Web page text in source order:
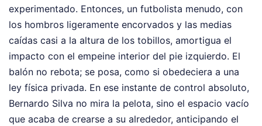
experimentado. Entonces, un futbolista menudo, con
los hombros ligeramente encorvados y las medias
caídas casi a la altura de los tobillos, amortigua el
impacto con el empeine interior del pie izquierdo. El
balón no rebota; se posa, como si obedeciera a una
ley física privada. En ese instante de control absoluto,
Bernardo Silva no mira la pelota, sino el espacio vacío
que acaba de crearse a su alrededor, anticipando el